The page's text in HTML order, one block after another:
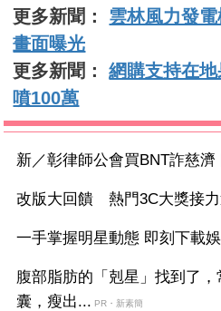
更多新聞： 雲林風力發
畫面曝光
更多新聞：網購支持在
噴100萬
新／彰律師公會買BNT詐慈濟
改版大回饋 熱門3C大獎接
一手掌握明星動態 即刻下載
腹部脂肪的「剋星」找到了
囊，瘦出... PR・新素簡